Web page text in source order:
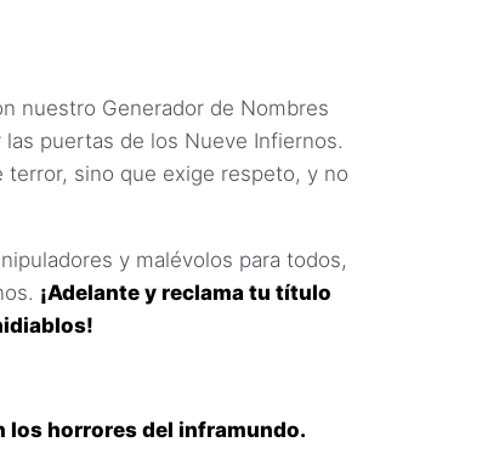
nuestro Generador de Nombres
puertas de los Nueve Infiernos.
sino que exige respeto, y no
y malévolos para todos,
¡Adelante y reclama tu título
los horrores del inframundo.